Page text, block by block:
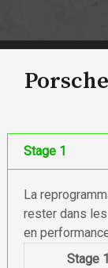
Stage 1
La
rester dans
en
Stage 1